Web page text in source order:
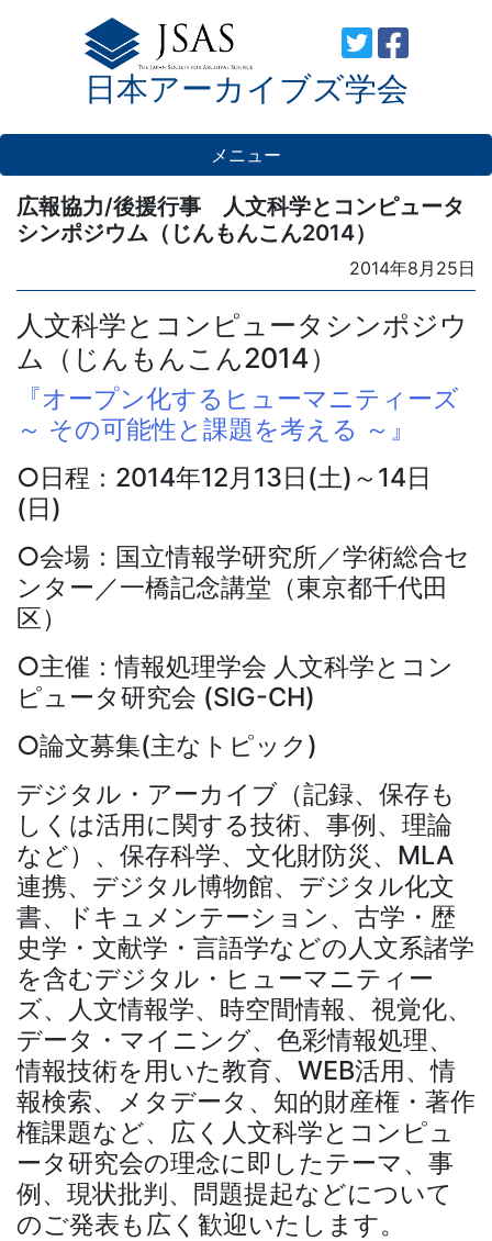
日本アーカイブズ学会
メニュー
広報協力/後援行事 人文科学とコンピュータ
シンポジウム（じんもんこん2014）
Posted
on
2014年8月25日
人文科学とコンピュータシンポジウ
ム（じんもんこん2014）
『オープン化するヒューマニティーズ
～ その可能性と課題を考える ～』
○日程：2014年12月13日(土)～14日
(日)
○会場：国立情報学研究所／学術総合セ
ンター／一橋記念講堂（東京都千代田
区）
○主催：情報処理学会 人文科学とコン
ピュータ研究会 (SIG-CH)
○論文募集(主なトピック)
デジタル・アーカイブ（記録、保存も
しくは活用に関する技術、事例、理論
など）、保存科学、文化財防災、MLA
連携、デジタル博物館、デジタル化文
書、ドキュメンテーション、古学・歴
史学・文献学・言語学などの人文系諸学
を含むデジタル・ヒューマニティー
ズ、人文情報学、時空間情報、視覚化、
データ・マイニング、色彩情報処理、
情報技術を用いた教育、WEB活用、情
報検索、メタデータ、知的財産権・著作
権課題など、広く人文科学とコンピュ
ータ研究会の理念に即したテーマ、事
例、現状批判、問題提起などについて
のご発表も広く歓迎いたします。